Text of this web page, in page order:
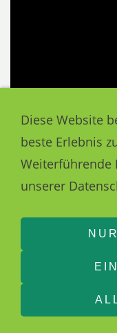
Diese Website
beste Erlebnis
Weiterführende
unserer